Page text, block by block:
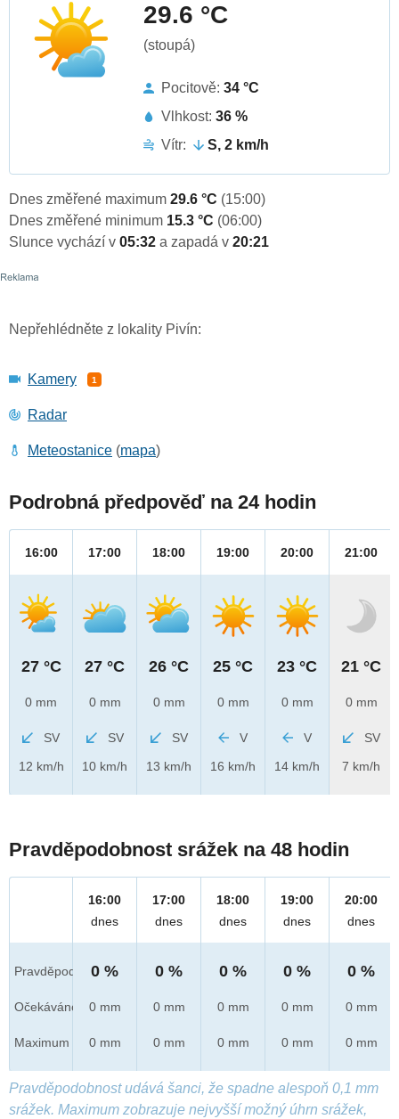
29.6 °C
(stoupá)
Pocitově: 34 °C
Vlhkost: 36 %
Vítr:
S, 2 km/h
Dnes změřené maximum 29.6 °C (15:00)
Dnes změřené minimum 15.3 °C (06:00)
Slunce vychází v 05:32 a zapadá v 20:21
Nepřehlédněte z lokality Pivín:
Kamery 1
Radar
Meteostanice (mapa)
Podrobná předpověď na 24 hodin
16:00
27 °C
0 mm
SV
12 km/h
17:00
27 °C
0 mm
SV
10 km/h
18:00
26 °C
0 mm
SV
13 km/h
19:00
25 °C
0 mm
V
16 km/h
20:00
23 °C
0 mm
V
14 km/h
21:00
21 °C
0 mm
SV
7 km/h
Pravděpodobnost srážek na 48 hodin
Pravděpod.
Očekáváno
Maximum
16:00
dnes
0 %
0 mm
0 mm
17:00
dnes
0 %
0 mm
0 mm
18:00
dnes
0 %
0 mm
0 mm
19:00
dnes
0 %
0 mm
0 mm
20:00
dnes
0 %
0 mm
0 mm
Pravděpodobnost udává šanci, že spadne alespoň 0,1 mm
srážek. Maximum zobrazuje nejvyšší možný úhrn srážek,